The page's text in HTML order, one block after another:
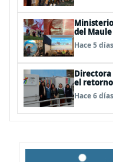
del
Creación
Hace 5 días
Directora
el
Hace 6 días